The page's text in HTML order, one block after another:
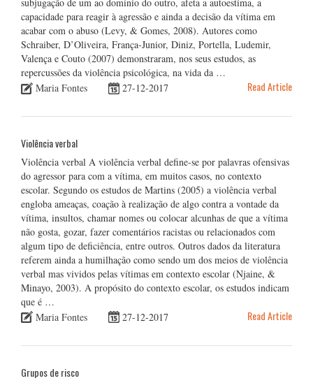
capacidade para reagir à agressão e ainda a decisão da vítima em
acabar com o abuso (Levy, & Gomes, 2008). Autores como
Schraiber, D’Oliveira, França-Junior, Diniz, Portella, Ludemir,
Valença e Couto (2007) demonstraram, nos seus estudos, as
repercussões da violência psicológica, na vida da …
Maria Fontes
27-12-2017 Read Article
Violência verbal
Violência verbal A violência verbal define-se por palavras ofensivas
do agressor para com a vítima, em muitos casos, no contexto
escolar. Segundo os estudos de Martins (2005) a violência verbal
engloba ameaças, coação à realização de algo contra a vontade da
vítima, insultos, chamar nomes ou colocar alcunhas de que a vítima
não gosta, gozar, fazer comentários racistas ou relacionados com
algum tipo de deficiência, entre outros. Outros dados da literatura
referem ainda a humilhação como sendo um dos meios de violência
verbal mas vividos pelas vítimas em contexto escolar (Njaine, &
Minayo, 2003). A propósito do contexto escolar, os estudos indicam
que é …
Maria Fontes
27-12-2017 Read Article
Grupos de risco